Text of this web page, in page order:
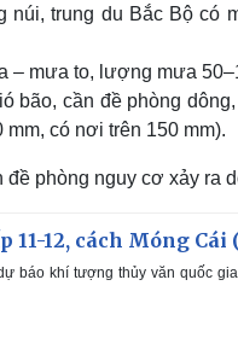
trung du Bắc Bộ có
mưa to, lượng mưa
bão, cần đề phòng
có nơi trên 150 mm).
phòng nguy cơ xảy ra
11-12, cách Móng
báo khí tượng thủy văn quốc